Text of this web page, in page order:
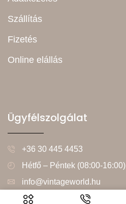
Szállítás
Fizetés
Online elállás
Ügyfélszolgálat
+36 30 445 4453
Hétfő – Péntek (08:00-16:00)
info@vintageworld.hu